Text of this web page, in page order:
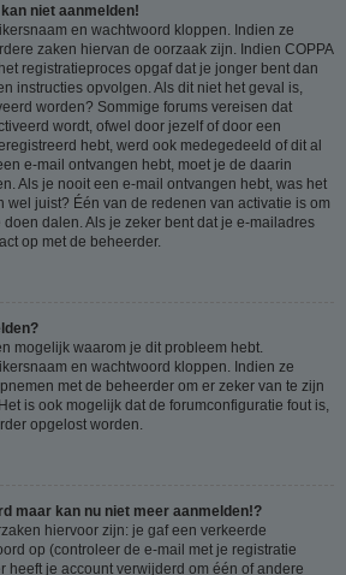
niet aanmelden!
en wachtwoord kloppen. Indien ze
zaken hiervan de oorzaak zijn. Indien COPPA
registratieproces opgaf dat je jonger bent dan
instructies opvolgen. Als dit niet het geval is,
worden? Sommige forums vereisen dat
wordt, ofwel door jezelf of door een
hebt, werd ook medegedeeld of dit al
e-mail ontvangen hebt, moet je de daarin
Als je nooit een e-mail ontvangen hebt, was het
juist? Één van de redenen van activatie is om
dalen. Als je zeker bent dat je e-mailadres
op met de beheerder.
mogelijk waarom je dit probleem hebt.
en wachtwoord kloppen. Indien ze
met de beheerder om er zeker van te zijn
is ook mogelijk dat de forumconfiguratie fout is,
opgelost worden.
maar kan nu niet meer aanmelden!?
hiervoor zijn: je gaf een verkeerde
op (controleer de e-mail met je registratie
heeft je account verwijderd om één of andere